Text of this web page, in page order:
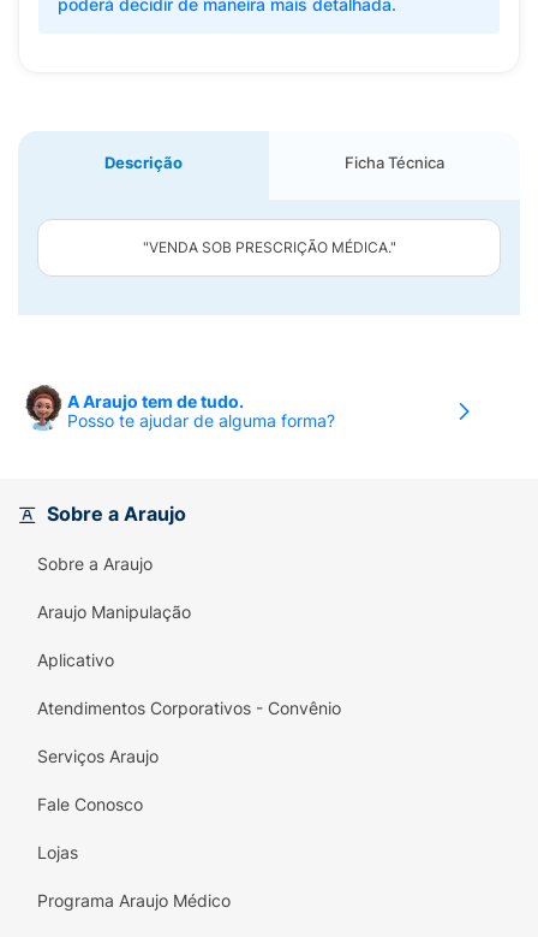
poderá decidir de maneira mais detalhada.
Descrição Ficha Técnica
"VENDA SOB PRESCRIÇÃO MÉDICA."
A Araujo tem de tudo.
Posso te ajudar de alguma forma?
Sobre a Araujo
Sobre a Araujo
Araujo Manipulação
Aplicativo
Atendimentos Corporativos - Convênio
Serviços Araujo
Fale Conosco
Lojas
Programa Araujo Médico